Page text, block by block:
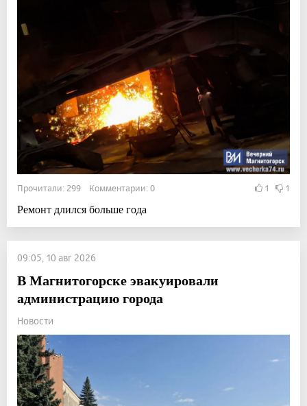
Прочитали: 299 Комментарии: 0 1 1
Ремонт длился больше года
09:05, 10 авг 2026
В Магнитогорске эвакуировали
администрацию города
Новости